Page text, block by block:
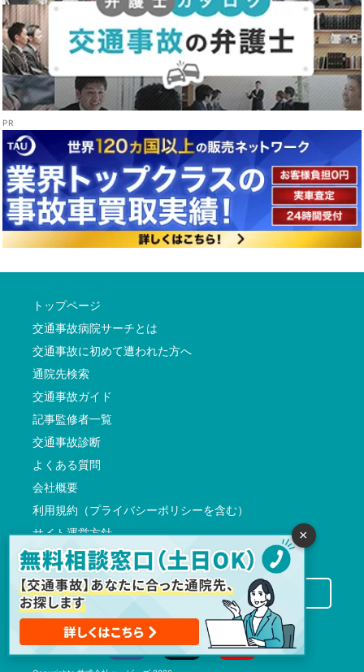
トップページ
交通事故病院サーチとは
交通事故に初めて遭われた方へ
通院先検索
交通事故ガイド
記事監修者一覧
交通事故診断
よくある質問
会社概要
利用規約（プライバシーポリシーを含む）
サイト運営方針
反社会的勢力に対する基本方針
交通事故病院サーチに掲載希望の先生方へ
×